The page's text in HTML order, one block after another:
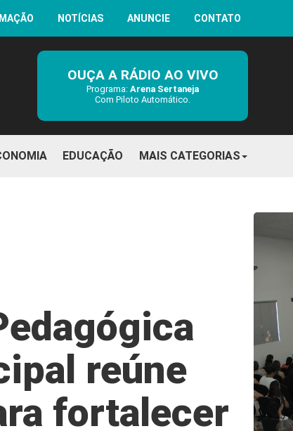
NOTÍCIAS ANUNCIE CONTATO
OUÇA A RÁDIO AO VIVO
Programa: Arena Sertaneja
Com Piloto Automático.
EDUCAÇÃO MAIS CATEGORIAS
reúne
fortalecer